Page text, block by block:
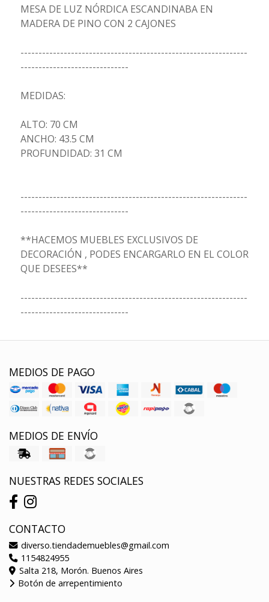
MESA DE LUZ NÓRDICA ESCANDINABA EN
MADERA DE PINO CON 2 CAJONES
---------------------------------------------------------------
------------------------------
MEDIDAS:
ALTO: 70 CM
ANCHO: 43.5 CM
PROFUNDIDAD: 31 CM
---------------------------------------------------------------
------------------------------
**HACEMOS MUEBLES EXCLUSIVOS DE
DECORACIÓN , PODES ENCARGARLO EN EL COLOR
QUE DESEES**
---------------------------------------------------------------
------------------------------
MEDIOS DE PAGO
MEDIOS DE ENVÍO
NUESTRAS REDES SOCIALES
CONTACTO
diverso.tiendademuebles@gmail.com
1154824955
Salta 218, Morón. Buenos Aires
Botón de arrepentimiento